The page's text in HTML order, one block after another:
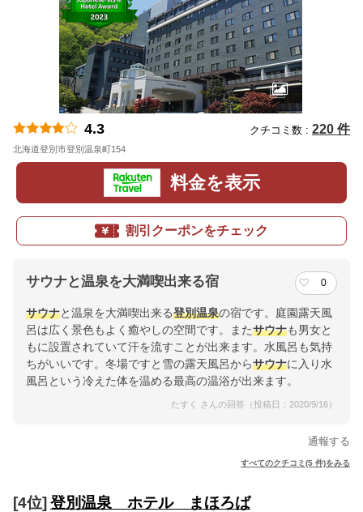
4.3 クチコミ数 : 220 件
北海道登別市登別温泉町154
料金を表示
割引クーポンをチェック
サウナと温泉を大満喫出来る宿 0
サウナと温泉を大満喫出来る登別温泉の宿です。庭園露天風
呂は広く景色もよく癒やしの空間です。またサウナも男女と
もに設置されていて汗を流すことが出来ます。水風呂も気持
ちがいいです。冬場ですと雪の露天風呂からサウナに入り水
風呂という冷えた体を温める最高の温浴が出来ます。
たすく さんの回答（投稿日：2020/9/16）
通報する
すべてのクチコミ(5 件)をみる
[4位] 登別温泉 ホテル まほろば